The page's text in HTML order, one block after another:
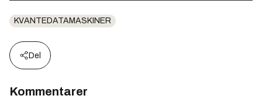
KVANTEDATAMASKINER
Del
Kommentarer